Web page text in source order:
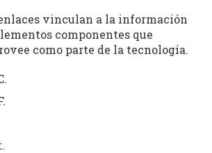
vinculan a la información
componentes que
como parte de la tecnología.